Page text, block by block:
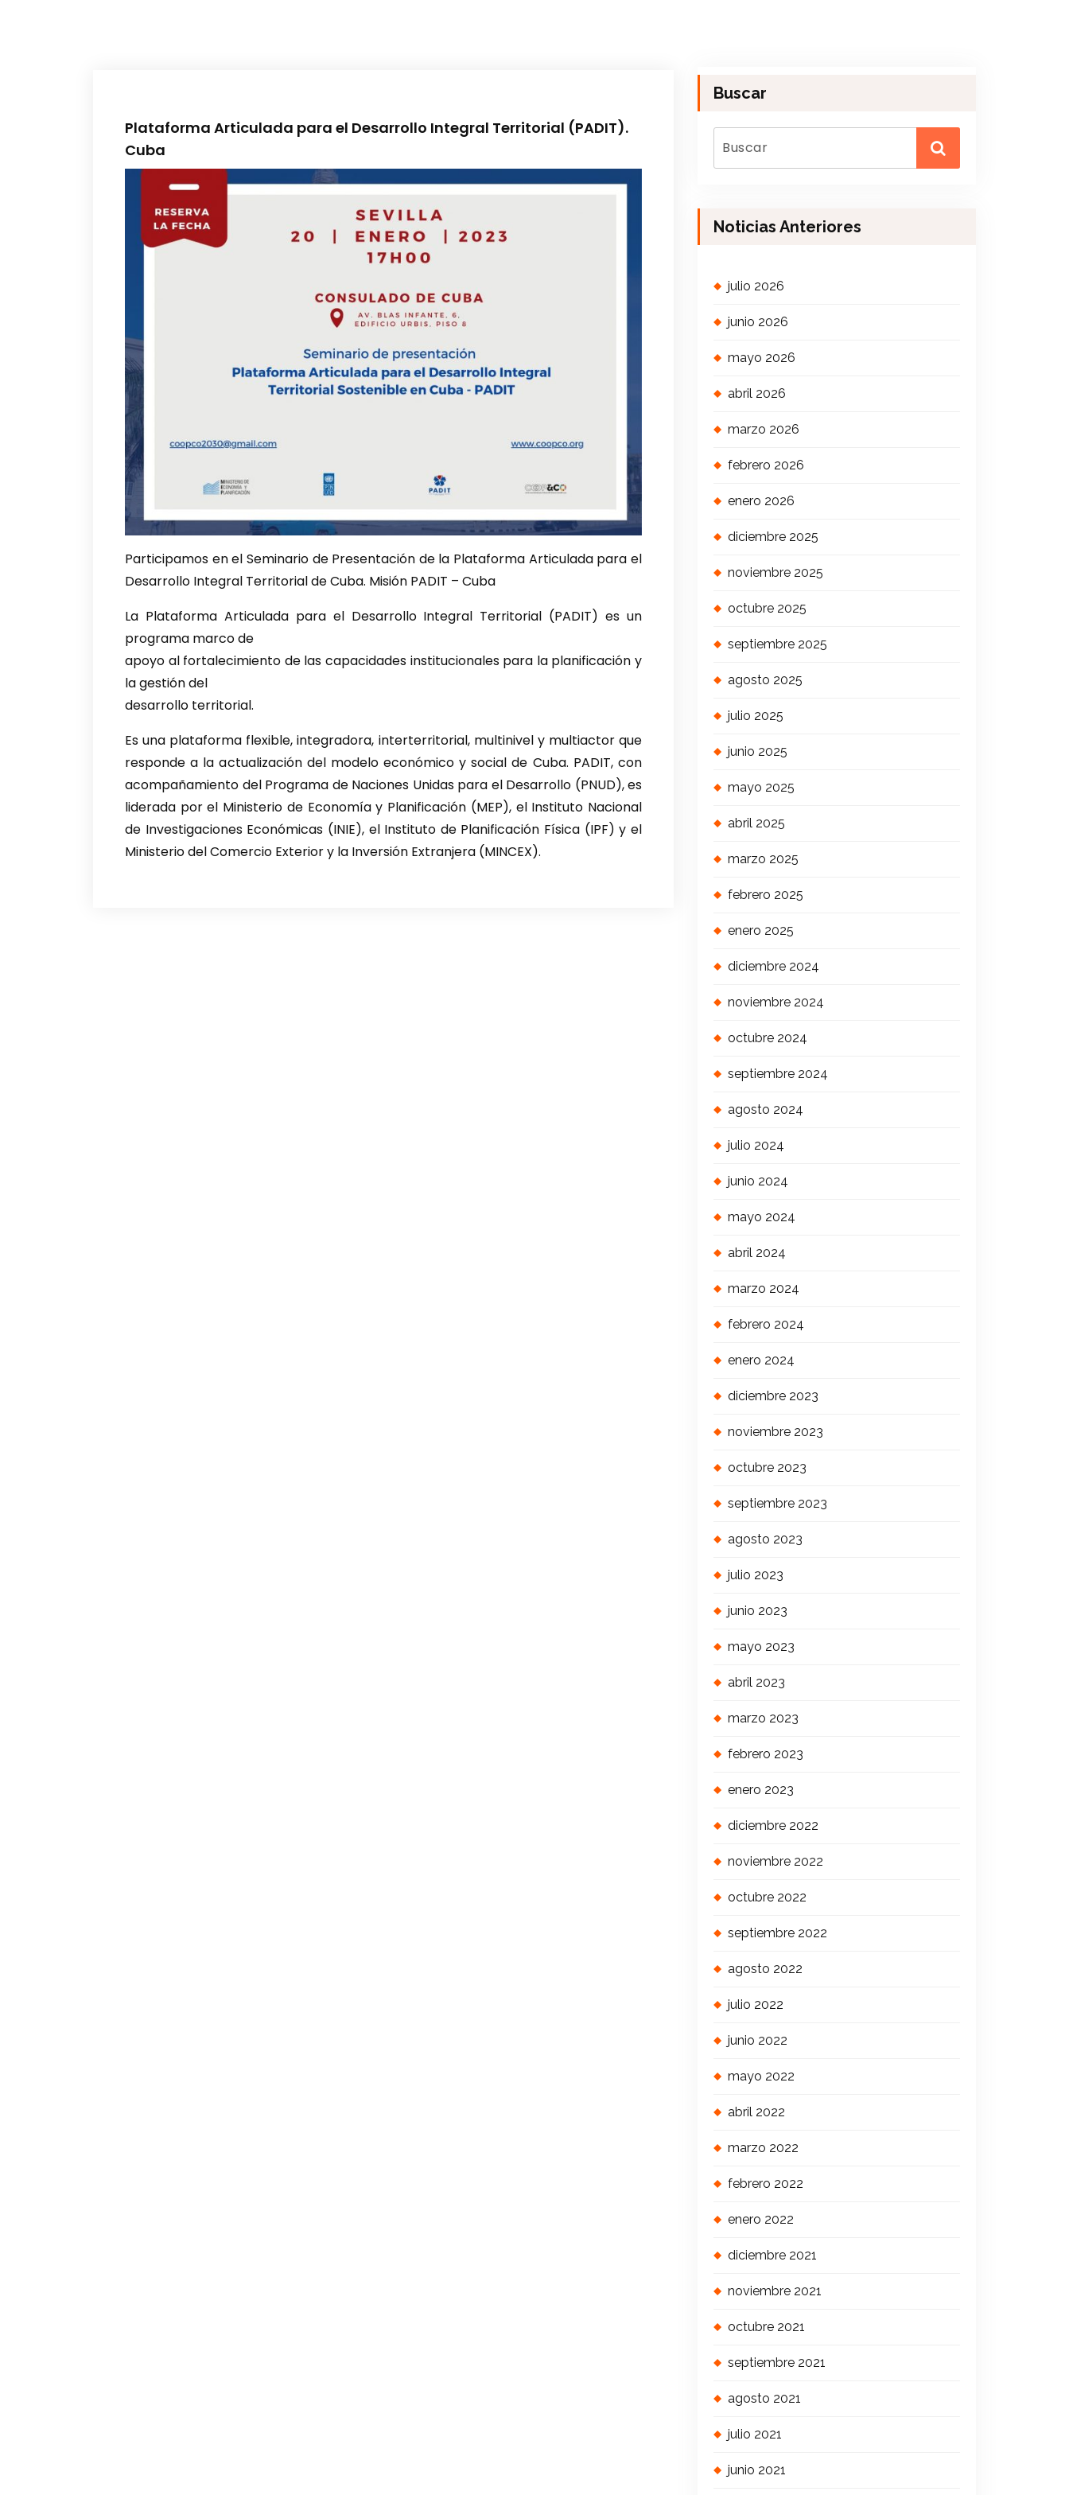
Plataforma Articulada para el Desarrollo Integral Territorial (PADIT).
Cuba
Participamos en el Seminario de Presentación de la Plataforma Articulada para el
Desarrollo Integral Territorial de Cuba. Misión PADIT – Cuba
La Plataforma Articulada para el Desarrollo Integral Territorial (PADIT) es un
programa marco de
apoyo al fortalecimiento de las capacidades institucionales para la planificación y
la gestión del
desarrollo territorial.
Es una plataforma flexible, integradora, interterritorial, multinivel y multiactor que
responde a la actualización del modelo económico y social de Cuba. PADIT, con
acompañamiento del Programa de Naciones Unidas para el Desarrollo (PNUD), es
liderada por el Ministerio de Economía y Planificación (MEP), el Instituto Nacional
de Investigaciones Económicas (INIE), el Instituto de Planificación Física (IPF) y el
Ministerio del Comercio Exterior y la Inversión Extranjera (MINCEX).
Buscar
Noticias Anteriores
julio 2026
junio 2026
mayo 2026
abril 2026
marzo 2026
febrero 2026
enero 2026
diciembre 2025
noviembre 2025
octubre 2025
septiembre 2025
agosto 2025
julio 2025
junio 2025
mayo 2025
abril 2025
marzo 2025
febrero 2025
enero 2025
diciembre 2024
noviembre 2024
octubre 2024
septiembre 2024
agosto 2024
julio 2024
junio 2024
mayo 2024
abril 2024
marzo 2024
febrero 2024
enero 2024
diciembre 2023
noviembre 2023
octubre 2023
septiembre 2023
agosto 2023
julio 2023
junio 2023
mayo 2023
abril 2023
marzo 2023
febrero 2023
enero 2023
diciembre 2022
noviembre 2022
octubre 2022
septiembre 2022
agosto 2022
julio 2022
junio 2022
mayo 2022
abril 2022
marzo 2022
febrero 2022
enero 2022
diciembre 2021
noviembre 2021
octubre 2021
septiembre 2021
agosto 2021
julio 2021
junio 2021